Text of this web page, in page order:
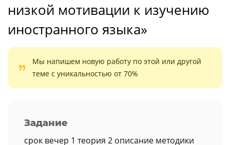
низкой мотивации к изучению
иностранного языка»
Мы напишем новую работу по этой или другой
теме с уникальностью от 70%
Задание
срок вечер 1 теория 2 описание методики